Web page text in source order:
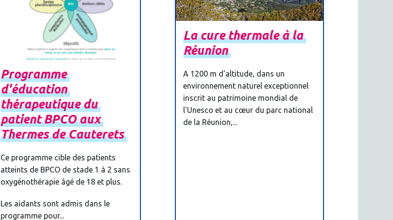
Programme
d'éducation
thérapeutiquedu
patientBPCOaux
ThermesdeCauterets
Ce programme cible des patients
atteints de BPCO de stade 1 à 2 sans
oxygénothérapie âgé de 18 et plus.
Les aidants sont admis dans le
programme pour...
Lacurethermaleàla
Réunion
A 1200 m d'altitude, dans un
environnement naturel exceptionnel
inscrit au patrimoine mondial de
l'Unesco et au cœur du parc national
de la Réunion,...